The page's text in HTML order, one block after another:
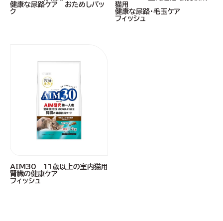
健康な尿路ケア おためしパッ
ク
猫用
健康な尿路・毛玉ケア
フィッシュ
AIM30 11歳以上の室内猫用
腎臓の健康ケア
フィッシュ